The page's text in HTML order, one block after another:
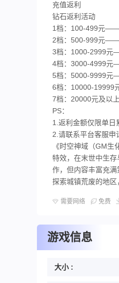
充值返利
钻石返利活动
1档：100-499元——
2档：500-999元——
3档：1000-2999元
4档：3000-4999元
5档：5000-9999元
6档：10000-
7档：20000元及以
PS：
1.返利金额仅限单日
2.请联系平台客服申
《时空神域（GM
特效，在末世中生
作，但内容丰富充
探索城镇荒废的地区
需要网络 免费
游戏信息
大小 :